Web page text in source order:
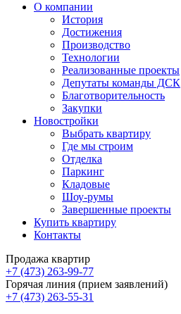
О компании
История
Достижения
Производство
Технологии
Реализованные проекты
Депутаты команды ДСК
Благотворительность
Закупки
Новостройки
Выбрать квартиру
Где мы строим
Отделка
Паркинг
Кладовые
Шоу-румы
Завершенные проекты
Купить квартиру
Контакты
Продажа квартир
+7 (473) 263-99-77
Горячая линия (прием заявлений)
+7 (473) 263-55-31